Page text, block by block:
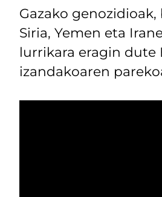
Gazako
Siria, Yemen eta
lurrikara eragin dute
izandakoaren